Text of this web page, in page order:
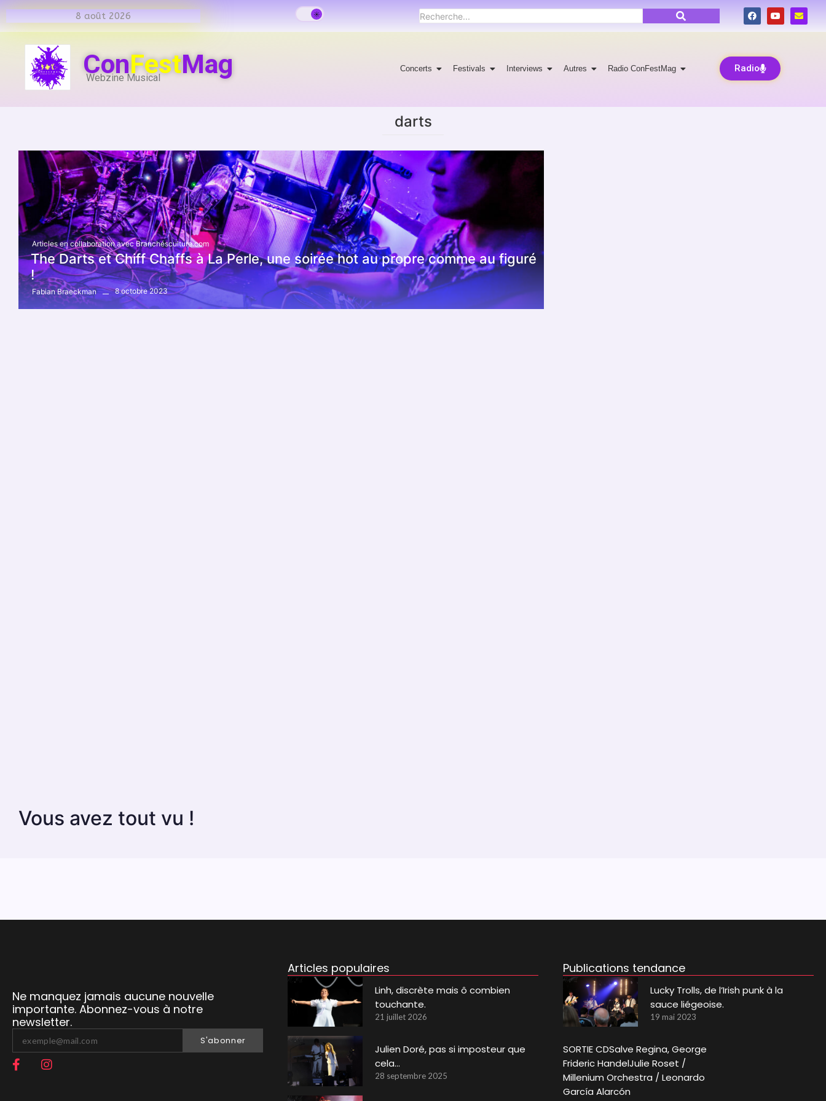
8 août 2026
ConFestMag
Webzine Musical
Concerts Festivals Interviews Autres Radio ConFestMag Radio
darts
Articles en collaboration avec Branchésculture.com
The Darts et Chiff Chaffs à La Perle, une soirée hot au propre comme au figuré
!
Fabian Braeckman 8 octobre 2023
Vous avez tout vu !
Ne manquez jamais aucune nouvelle
importante. Abonnez-vous à notre
newsletter.
S'abonner
Articles populaires
Linh, discrète mais ô combien
touchante.
21 juillet 2026
Julien Doré, pas si imposteur que
cela…
28 septembre 2025
Publications tendance
Lucky Trolls, de l’Irish punk à la
sauce liégeoise.
19 mai 2023
SORTIE CDSalve Regina, George
Frideric HandelJulie Roset /
Millenium Orchestra / Leonardo
García Alarcón